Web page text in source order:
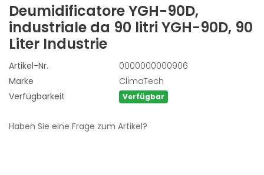
Deumidificatore YGH-90D,
industriale da 90 litri YGH-90D, 90
Liter Industrie
Artikel-Nr.
0000000000906
Marke
ClimaTech
Verfügbarkeit
Verfügbar
Haben Sie eine Frage zum Artikel?